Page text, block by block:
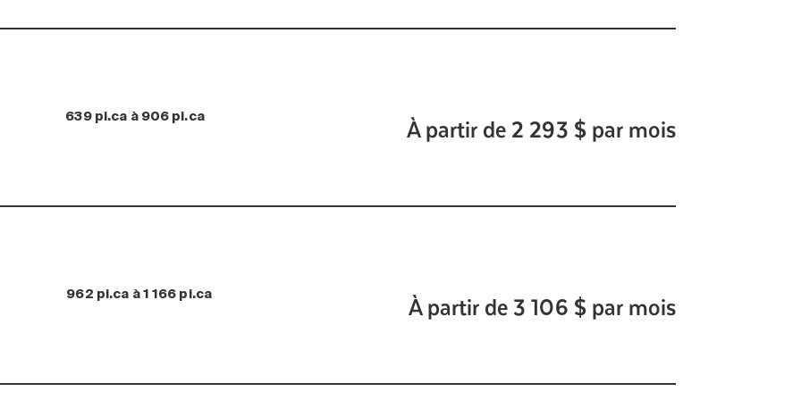
639 pi.ca à 906 pi.ca À partir de 2 293 $ par mois
962 pi.ca à 1 166 pi.ca À partir de 3 106 $ par mois